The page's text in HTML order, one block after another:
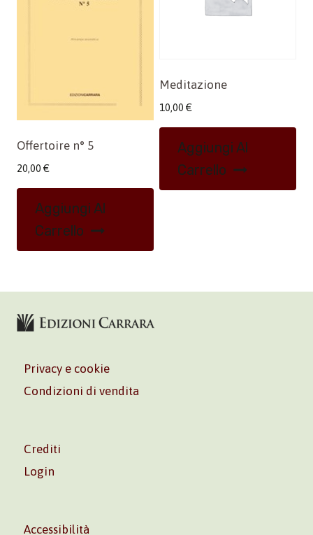
Offertoire n° 5
20,00 €
Aggiungi Al
Carrello
Meditazione
10,00 €
Aggiungi Al
Carrello
Privacy e cookie
Condizioni di vendita
Crediti
Login
Accessibilità